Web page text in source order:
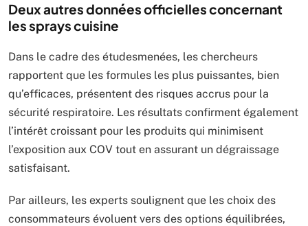
Deux autres données officielles concernant
les sprays cuisine
Dans le cadre des étudesmenées, les chercheurs
rapportent que les formules les plus puissantes, bien
qu’efficaces, présentent des risques accrus pour la
sécurité respiratoire. Les résultats confirment également
l’intérêt croissant pour les produits qui minimisent
l’exposition aux COV tout en assurant un dégraissage
satisfaisant.
Par ailleurs, les experts soulignent que les choix des
consommateurs évoluent vers des options équilibrées,